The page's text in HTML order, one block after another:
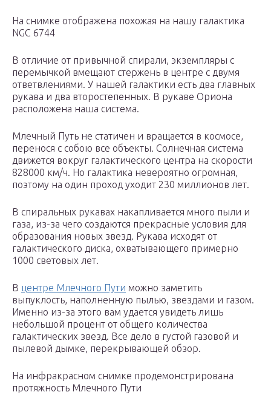
На снимке отображена похожая на нашу галактика
NGC 6744
В отличие от привычной спирали, экземпляры с
перемычкой вмещают стержень в центре с двумя
ответвлениями. У нашей галактики есть два главных
рукава и два второстепенных. В рукаве Ориона
расположена наша система.
Млечный Путь не статичен и вращается в космосе,
перенося с собою все объекты. Солнечная система
движется вокруг галактического центра на скорости
828000 км/ч. Но галактика невероятно огромная,
поэтому на один проход уходит 230 миллионов лет.
В спиральных рукавах накапливается много пыли и
газа, из-за чего создаются прекрасные условия для
образования новых звезд. Рукава исходят от
галактического диска, охватывающего примерно
1000 световых лет.
В центре Млечного Пути можно заметить
выпуклость, наполненную пылью, звездами и газом.
Именно из-за этого вам удается увидеть лишь
небольшой процент от общего количества
галактических звезд. Все дело в густой газовой и
пылевой дымке, перекрывающей обзор.
На инфракрасном снимке продемонстрирована
протяжность Млечного Пути